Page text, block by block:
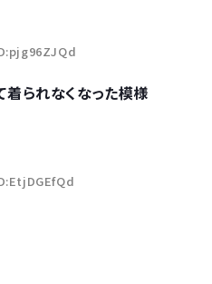
られなくなった模様